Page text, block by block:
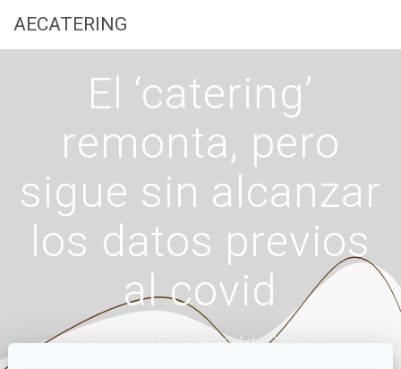
AECATERING
El ‘catering’
remonta, pero
sigue sin alcanzar
los datos previos
al covid
Asociación Empresarial de Catering